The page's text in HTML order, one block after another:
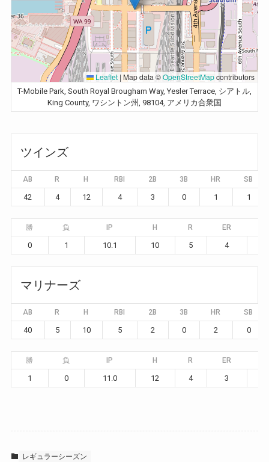
Leaflet | Map data ©OpenStreetMapcontributors
T-Mobile Park, South Royal Brougham Way, Yesler Terrace, シアトル,
King County, ワシントン州, 98104, アメリカ合衆国
ツインズ
AB R H RBI 2B 3B HR SB
42 4 12 4 3 0 1 1
勝 負 IP H R ER
0 1 10.1 10 5 4
マリナーズ
AB R H RBI 2B 3B HR SB
40 5 10 5 2 0 2 0
勝 負 IP H R ER
1 0 11.0 12 4 3
レギュラーシーズン